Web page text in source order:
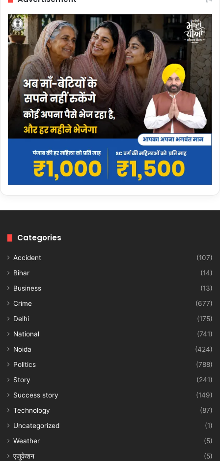
Categories
Accident
(107)
Bihar
(14)
Business
(13)
Crime
(677)
Delhi
(175)
National
(741)
Noida
(424)
Politics
(788)
Story
(241)
Success story
(149)
Technology
(87)
Uncategorized
(1)
Weather
(5)
एजुकेशन
(5)